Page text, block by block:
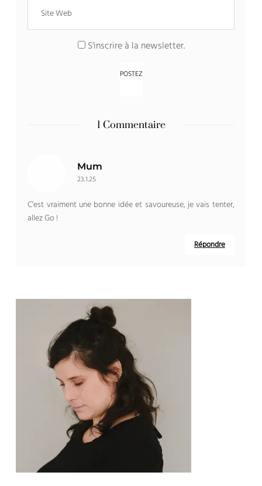
S'inscrire à la newsletter.
1 Commentaire
Mum
23.1.25
C’est vraiment une bonne idée et savoureuse, je vais tenter,
allez Go !
Répondre